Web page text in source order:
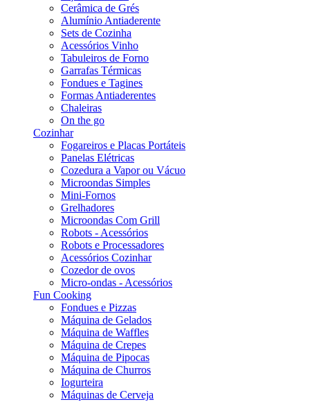
Cerâmica de Grés
Alumínio Antiaderente
Sets de Cozinha
Acessórios Vinho
Tabuleiros de Forno
Garrafas Térmicas
Fondues e Tagines
Formas Antiaderentes
Chaleiras
On the go
Cozinhar
Fogareiros e Placas Portáteis
Panelas Elétricas
Cozedura a Vapor ou Vácuo
Microondas Simples
Mini-Fornos
Grelhadores
Microondas Com Grill
Robots - Acessórios
Robots e Processadores
Acessórios Cozinhar
Cozedor de ovos
Micro-ondas - Acessórios
Fun Cooking
Fondues e Pizzas
Máquina de Gelados
Máquina de Waffles
Máquina de Crepes
Máquina de Pipocas
Máquina de Churros
Iogurteira
Máquinas de Cerveja